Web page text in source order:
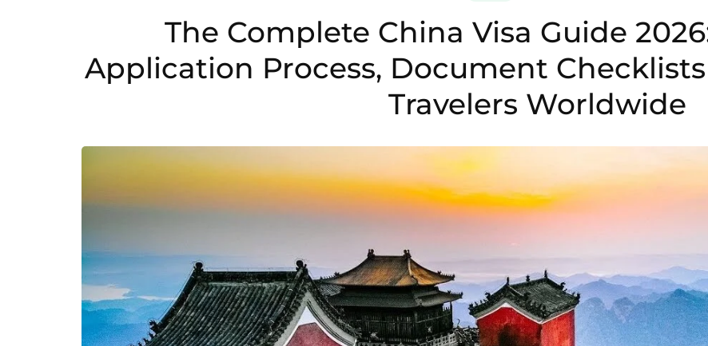
Complete
Guide
2026
The Complete China Visa Guide
Application Process, Document
Travelers Worldwide